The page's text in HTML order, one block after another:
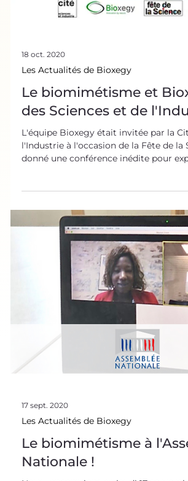
avenir Pour relever les défis
face à nous, nous aurons plus que
18 oct. 2020
Les Actualités de Bioxegy
Le biomimétisme et
des Sciences et de
L'équipe Bioxegy était invitée par la
biomimétisme pourra façonner
>> Regarder la conférence << Notre
ont donné une conférence
grand public et les curieux à l'intérêt